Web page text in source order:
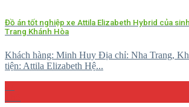
Đồ án tốt nghiệp xe Attila Elizabeth Hybrid của
Trang Khánh Hòa
Khách hàng: Minh Huy Địa chỉ: Nha Trang,
tiện: Attila Elizabeth Hệ...